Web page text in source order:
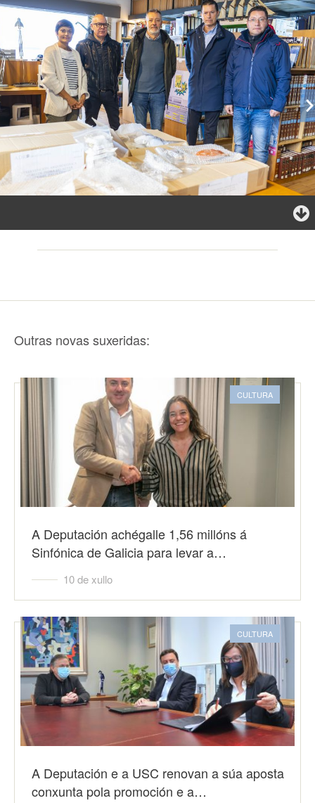
Outras novas suxeridas:
CULTURA
A Deputación achégalle 1,56 millóns á
Sinfónica de Galicia para levar a…
10 de xullo
CULTURA
A Deputación e a USC renovan a súa aposta
conxunta pola promoción e a…